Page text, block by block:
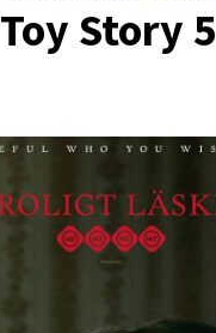
Toy Story 5